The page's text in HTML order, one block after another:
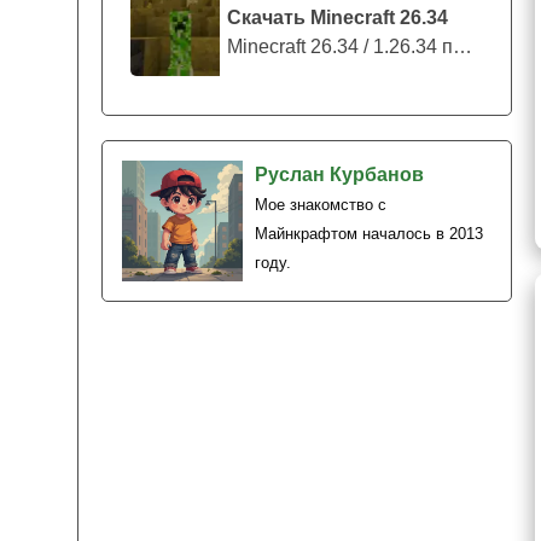
Скачать Minecraft 26.34
Minecraft 26.34 / 1.26.34 представляе...
Руслан Курбанов
Мое знакомство с
Майнкрафтом началось в 2013
году.